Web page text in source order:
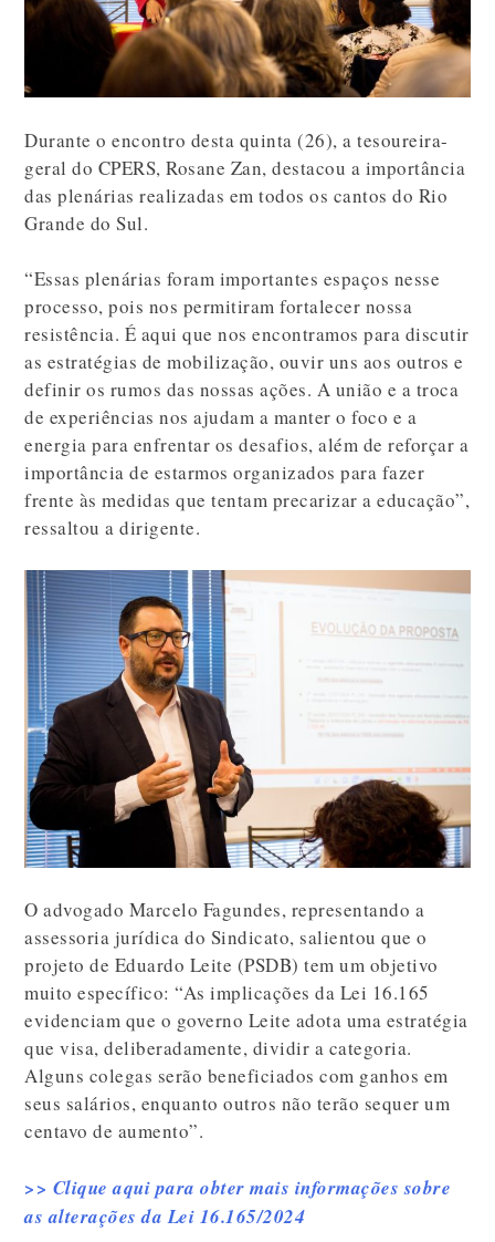
Durante o encontro desta quinta (26), a tesoureira-
geral do CPERS, Rosane Zan, destacou a importância
das plenárias realizadas em todos os cantos do Rio
Grande do Sul.
“Essas plenárias foram importantes espaços nesse
processo, pois nos permitiram fortalecer nossa
resistência. É aqui que nos encontramos para discutir
as estratégias de mobilização, ouvir uns aos outros e
definir os rumos das nossas ações. A união e a troca
de experiências nos ajudam a manter o foco e a
energia para enfrentar os desafios, além de reforçar a
importância de estarmos organizados para fazer
frente às medidas que tentam precarizar a educação”,
ressaltou a dirigente.
O advogado Marcelo Fagundes, representando a
assessoria jurídica do Sindicato, salientou que o
projeto de Eduardo Leite (PSDB) tem um objetivo
muito específico: “As implicações da Lei 16.165
evidenciam que o governo Leite adota uma estratégia
que visa, deliberadamente, dividir a categoria.
Alguns colegas serão beneficiados com ganhos em
seus salários, enquanto outros não terão sequer um
centavo de aumento”.
>> Clique aqui para obter mais informações sobre
as alterações da Lei 16.165/2024